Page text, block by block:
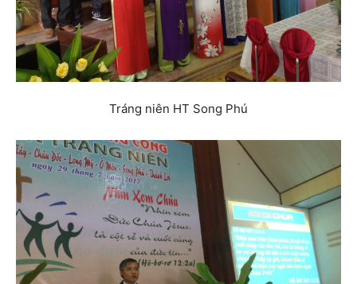
Tráng niên HT Song Phú